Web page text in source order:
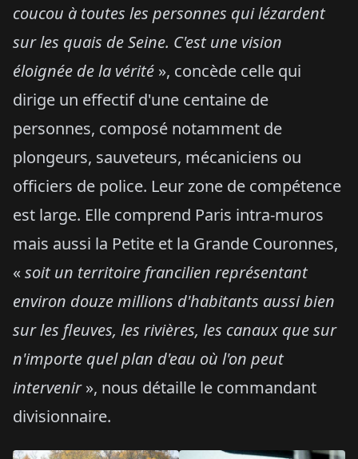
coucou à toutes les personnes qui lézardent
sur les quais de Seine. C'est une vision
éloignée de la vérité », concède celle qui
dirige un effectif d'une centaine de
personnes, composé notamment de
plongeurs, sauveteurs, mécaniciens ou
officiers de police. Leur zone de compétence
est large. Elle comprend Paris intra-muros
mais aussi la Petite et la Grande Couronnes,
«soit un territoire francilien représentant
environ douze millions d'habitants aussi bien
sur les fleuves, les rivières, les canaux que sur
n'importe quel plan d'eau où l'on peut
intervenir», nous détaille le commandant
divisionnaire.